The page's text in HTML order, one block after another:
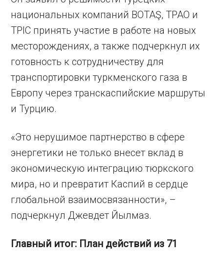
национальных компаний BOTAŞ, TPAO и
TPIC принять участие в работе на новых
месторождениях, а также подчеркнул их
готовность к сотрудничеству для
транспортировки туркменского газа в
Европу через транскаспийские маршруты
и Турцию.
«Это нерушимое партнерство в сфере
энергетики не только внесет вклад в
экономическую интеграцию тюркского
мира, но и превратит Каспий в сердце
глобальной взаимосвязанности», –
подчеркнул Джевдет Йылмаз.
Главный итог: План действий из 71